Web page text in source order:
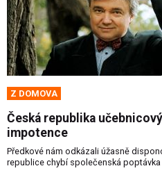
Z DOMOVA
Česká republika
impotence
Předkové nám odkázali úžasně
republice chybí společenská